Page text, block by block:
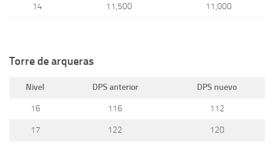
14 11,500 11,000
Torre de arqueras
Nivel DPS anterior DPS nuevo
16 116 112
17 122 120